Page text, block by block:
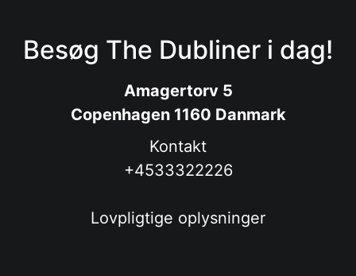
Besøg The Dubliner i dag!
Amagertorv 5
Copenhagen 1160 Danmark
Kontakt
+4533322226
Lovpligtige oplysninger